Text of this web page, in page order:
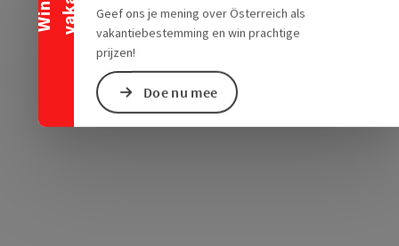
Geef ons je mening over Österreich als
vakantiebestemming en win prachtige
prijzen!
Doe nu mee